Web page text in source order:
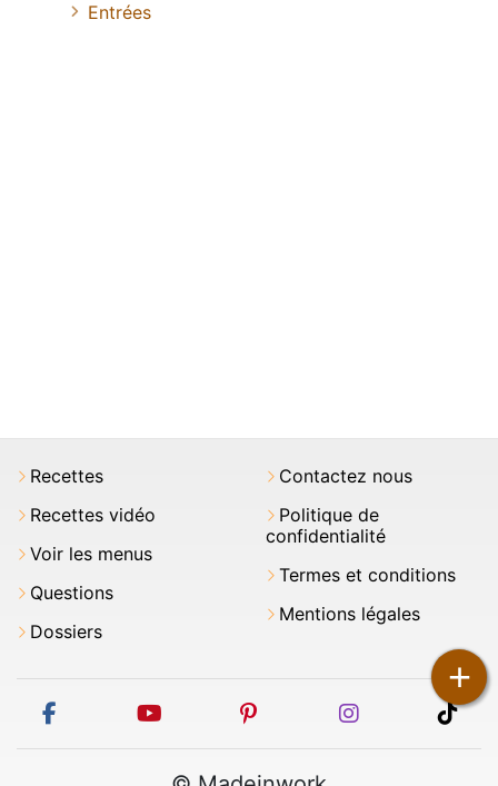
+
Entrées
Recettes
Recettes vidéo
Voir les menus
Questions
Dossiers
Contactez nous
Politique de
confidentialité
Termes et conditions
Mentions légales
facebook youtube pinterest instagram